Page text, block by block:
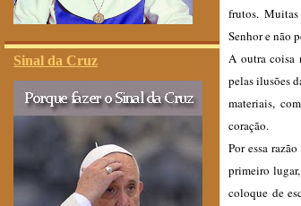
Sinal da Cruz
frutos. Muitas
Senhor e não
A outra coisa
pelas ilusões
materiais,
coração.
Por essa
primeiro
coloque de